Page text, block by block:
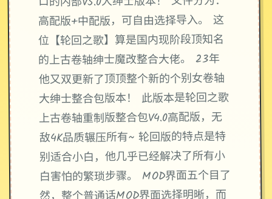
高配版+中配版，可自由选择导入。 这
位【轮回之歌】算是国内现阶段顶知名
的上古卷轴绅士魔改整合大佬。 23年
他又双更新了顶顶整个新的个别女卷轴
大绅士整合包版本！ 此版本是轮回之歌
上古卷轴重制版整合包V4.0高配版，无
敌4K品质辗压所有~ 轮回版的特点是特
别适合小白，他几乎已经解决了所有小
白害怕的繁琐步骤。 MOD界面五个目了